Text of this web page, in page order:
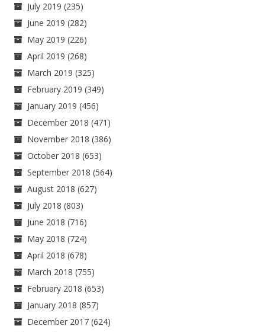
July 2019 (235)
June 2019 (282)
May 2019 (226)
April 2019 (268)
March 2019 (325)
February 2019 (349)
January 2019 (456)
December 2018 (471)
November 2018 (386)
October 2018 (653)
September 2018 (564)
August 2018 (627)
July 2018 (803)
June 2018 (716)
May 2018 (724)
April 2018 (678)
March 2018 (755)
February 2018 (653)
January 2018 (857)
December 2017 (624)